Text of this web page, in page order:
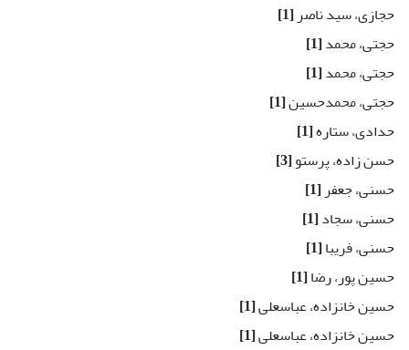
حجازی، سید ناصر[1]
حجتی، محمد[1]
حجتی، محمد[1]
حجتی، محمدحسین[1]
حدادی، ستاره[1]
حسن زاده، پرستو[3]
حسنی، جعفر[1]
حسنی، سجاد[1]
حسنی، فریبا[1]
حسین پور، رضا[1]
حسین خانزاده، عباسعلی[1]
حسین خانزاده، عباسعلی[1]